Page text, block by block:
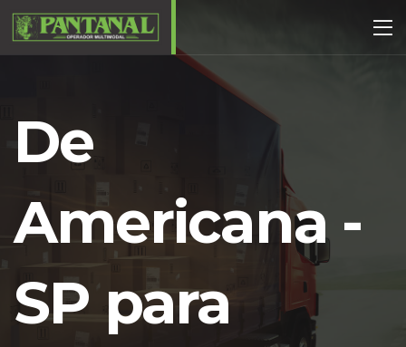
De
Americana -
SP para